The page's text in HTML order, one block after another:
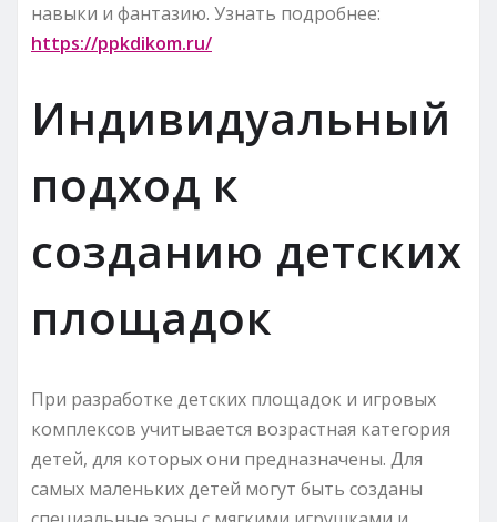
навыки и фантазию. Узнать подробнее:
https://ppkdikom.ru/
Индивидуальный
подход к
созданию детских
площадок
При разработке детских площадок и игровых
комплексов учитывается возрастная категория
детей, для которых они предназначены. Для
самых маленьких детей могут быть созданы